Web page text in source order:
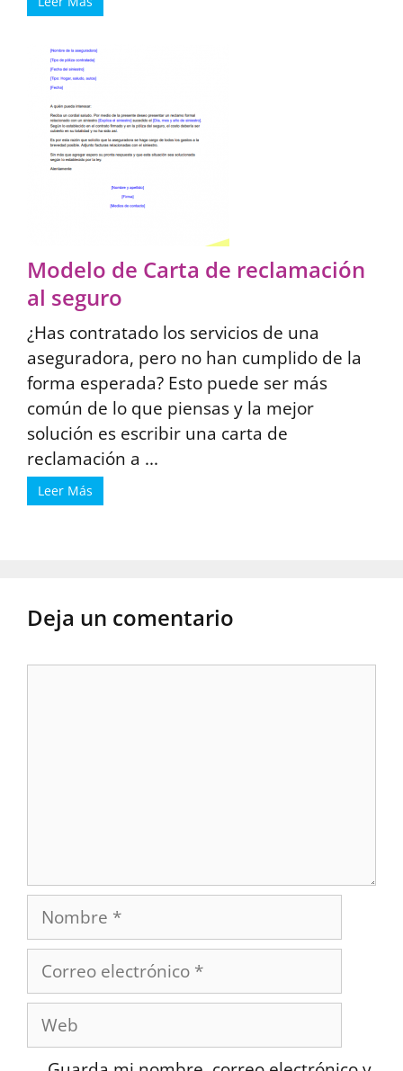
Modelo de Carta de reclamación
al seguro
¿Has contratado los servicios de una
aseguradora, pero no han cumplido de la
forma esperada? Esto puede ser más
común de lo que piensas y la mejor
solución es escribir una carta de
reclamación a ...
Leer Más
Deja un comentario
Nombre
Correo
electrónico
Web